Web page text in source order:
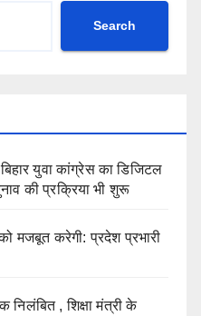
Search
युवा कांग्रेस का डिजिटल
की प्रक्रिया भी शुरू
मजबूत करेगी: प्रदेश प्रभारी
निलंबित , शिक्षा मंत्री के